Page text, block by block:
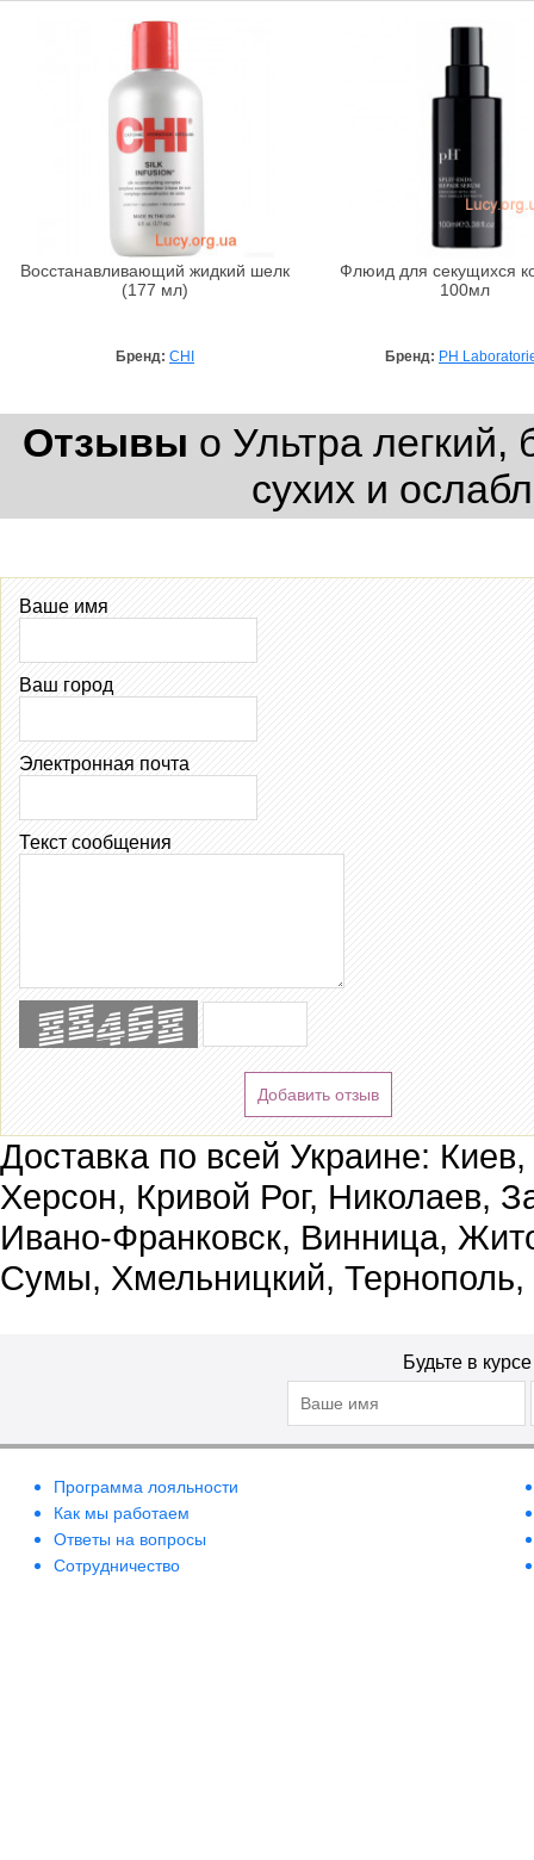
Восстанавливающий жидкий шелк
(177 мл)
Бренд: CHI
Флюид для секущихся
100мл
Бренд: PH
Отзывы о Ультра
сухих и
Ваше имя
Ваш город
Электронная почта
Текст сообщения
Добавить отзыв
Доставка по всей Украине:
Херсон, Кривой Рог, Николаев,
Ивано-Франковск, Винница,
Сумы, Хмельницкий, Тернополь,
Будьте в
Программа лояльности
Как мы работаем
Ответы на вопросы
Сотрудничество